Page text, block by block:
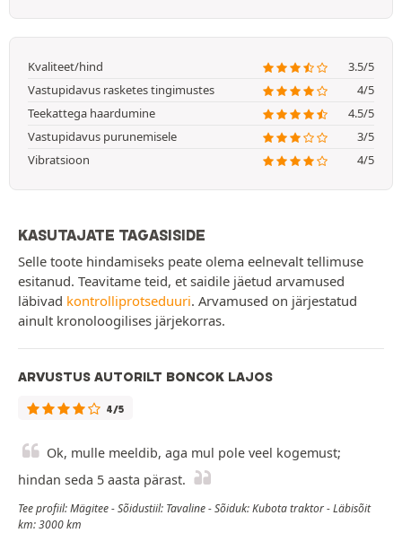
Kvaliteet/hind
3.5/5
Vastupidavus rasketes tingimustes
4/5
Teekattega haardumine
4.5/5
Vastupidavus purunemisele
3/5
Vibratsioon
4/5
KASUTAJATE TAGASISIDE
Selle toote hindamiseks peate olema eelnevalt tellimuse
esitanud. Teavitame teid, et saidile jäetud arvamused
läbivad kontrolliprotseduuri. Arvamused on järjestatud
ainult kronoloogilises järjekorras.
ARVUSTUS AUTORILT BONCOK LAJOS
4/5
Ok, mulle meeldib, aga mul pole veel kogemust;
hindan seda 5 aasta pärast.
Tee profiil: Mägitee - Sõidustiil: Tavaline - Sõiduk: Kubota traktor - Läbisõit
km: 3000 km